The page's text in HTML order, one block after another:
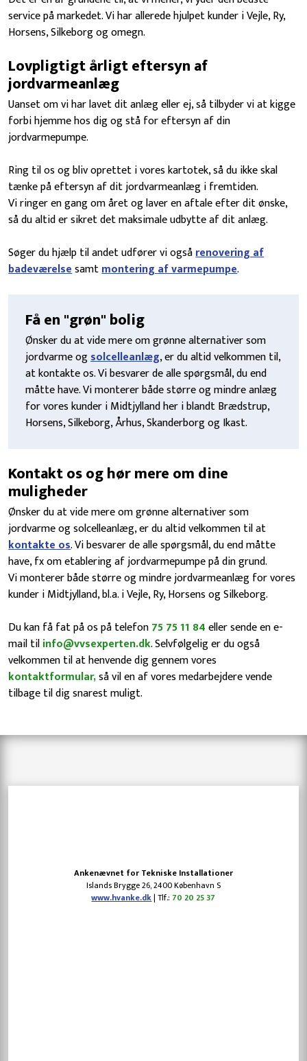
service på markedet. Vi har allerede hjulpet kunder i Vejle, Ry,
Horsens, Silkeborg og omegn.
Lovpligtigt årligt eftersyn af
jordvarmeanlæg
Uanset om vi har lavet dit anlæg eller ej, så tilbyder vi at kigge
forbi hjemme hos dig og stå for eftersyn af din
jordvarmepumpe.
Ring til os og bliv oprettet i vores kartotek, så du ikke skal
tænke på eftersyn af dit jordvarmeanlæg i fremtiden.
Vi ringer en gang om året og laver en aftale efter dit ønske,
så du altid er sikret det maksimale udbytte af dit anlæg.
Søger du hjælp til andet udfører vi ogsårenovering af
badeværelsesamtmontering af varmepumpe.
Få en "grøn" bolig
Ønsker du at vide mere om grønne alternativer som
jordvarme ogsolcelleanlæg, er du altid velkommen til,
at kontakte os. Vi besvarer de alle spørgsmål, du end
måtte have. Vi monterer både større og mindre anlæg
for vores kunder i Midtjylland her i blandt Brædstrup,
Horsens, Silkeborg, Århus, Skanderborg og Ikast.
​Kontakt os og hør mere om dine
muligheder
Ønsker du at vide mere om grønne alternativer som
jordvarme og solcelleanlæg, er du altid velkommen til at
kontakte os. Vi besvarer de alle spørgsmål, du end måtte
have, fx om etablering af jordvarmepumpe på din grund.
Vi monterer både større og mindre jordvarmeanlæg for vores
kunder i Midtjylland, bl.a. i Vejle, Ry, Horsens og Silkeborg.
Du kan få fat på os på telefon75 75 11 84eller sende en e-
mail tilinfo@vvsexperten.dk. Selvfølgelig er du også
velkommen til at henvende dig gennem vores
kontaktformular,så vil en af vores medarbejdere vende
tilbage til dig snarest muligt.
​Ankenævnet for Tekniske Installationer
​Islands Brygge 26, 2400 København S
www.hvanke.dk| Tlf.: 70 20 25 37